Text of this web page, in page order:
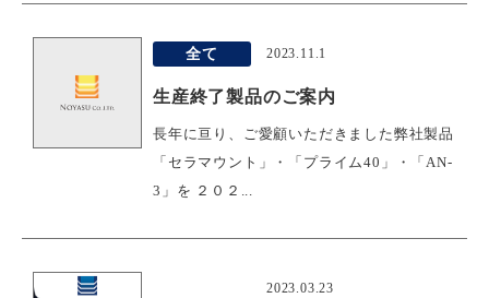
全て 2023.11.1
生産終了製品のご案内
長年に亘り、ご愛顧いただきました弊社製品
「セラマウント」・「プライム40」・「AN-
3」を ２０２...
2023.03.23